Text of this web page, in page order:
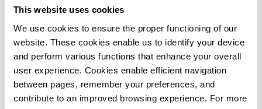
This website uses cookies
We use cookies to ensure the proper functioning of our
website. These cookies enable us to identify your device
and perform various functions that enhance your overall
user experience. Cookies enable efficient navigation
between pages, remember your preferences, and
contribute to an improved browsing experience. For more
Ces proxys IPv4 privés sont-ils
réservés à un seul utilisateur ?
Oui. Chaque proxy IPv4 que vous achetez est
attribué exclusivement à votre compte pour toute
la durée de la location. Cela signifie que vous ne